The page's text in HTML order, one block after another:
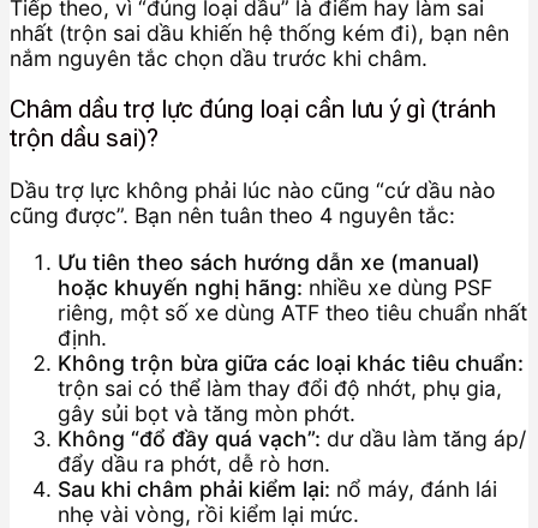
Tiếp theo, vì “đúng loại dầu” là điểm hay làm sai
nhất (trộn sai dầu khiến hệ thống kém đi), bạn nên
nắm nguyên tắc chọn dầu trước khi châm.
Châm dầu trợ lực đúng loại cần lưu ý gì (tránh
trộn dầu sai)?
Dầu trợ lực không phải lúc nào cũng “cứ dầu nào
cũng được”. Bạn nên tuân theo 4 nguyên tắc:
Ưu tiên theo sách hướng dẫn xe (manual)
hoặc khuyến nghị hãng: nhiều xe dùng PSF
riêng, một số xe dùng ATF theo tiêu chuẩn nhất
định.
Không trộn bừa giữa các loại khác tiêu chuẩn:
trộn sai có thể làm thay đổi độ nhớt, phụ gia,
gây sủi bọt và tăng mòn phớt.
Không “đổ đầy quá vạch”: dư dầu làm tăng áp/
đẩy dầu ra phớt, dễ rò hơn.
Sau khi châm phải kiểm lại: nổ máy, đánh lái
nhẹ vài vòng, rồi kiểm lại mức.